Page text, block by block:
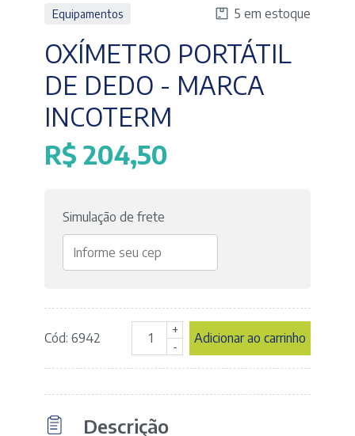
Equipamentos 5 em estoque
OXÍMETRO PORTÁTIL
DE DEDO - MARCA
INCOTERM
R$ 204,50
Simulação de frete
Cód: 6942
Oxímetro
portátil
dedo
marca
+
-
Adicionar ao carrinho
Descrição